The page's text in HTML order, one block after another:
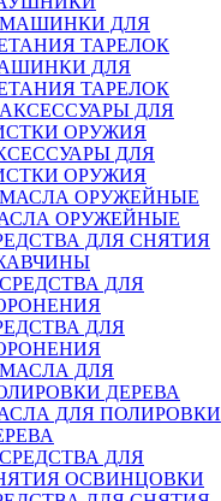
ДЛЯ
ТАРЕЛОК
ДЛЯ
ОРУЖИЯ
ОРУЖЕЙНЫЕ
ДЛЯ СНЯТИЯ
ДЛЯ
ДЛЯ ПОЛИРОВКИ